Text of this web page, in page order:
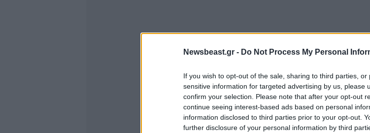
Newsbeast.gr - Do Not Process My Personal
If you wish to opt-out of the sale, sharing to third parties,
sensitive information for targeted advertising by us, please
confirm your selection. Please note that after your opt-out
continue seeing interest-based ads based on personal
information disclosed to third parties prior to your opt-out.
further disclosure of your personal information by third